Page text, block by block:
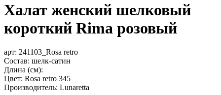
Халат женский шелковый
короткий Rima розовый
арт: 241103_Rosa retro
Состав: шелк-сатин
Длина (см):
Цвет: Rosa retro 345
Производитель: Lunaretta